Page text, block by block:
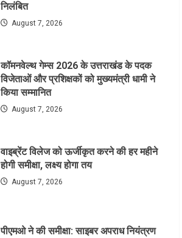
निलंबित
August 7, 2026
कॉमनवेल्थ गेम्स 2026 के उत्तराखंड के पदक
विजेताओं और प्रशिक्षकों को मुख्यमंत्री धामी ने
किया सम्मानित
August 7, 2026
वाइब्रेंट विलेज को ऊर्जीकृत करने की हर महीने
होगी समीक्षा, लक्ष्य होगा तय
August 7, 2026
पीएमओ ने की समीक्षा: साइबर अपराध नियंत्रण